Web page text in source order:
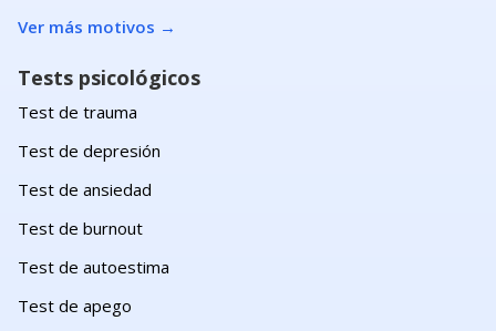
Ver más motivos →
Tests psicológicos
Test de trauma
Test de depresión
Test de ansiedad
Test de burnout
Test de autoestima
Test de apego